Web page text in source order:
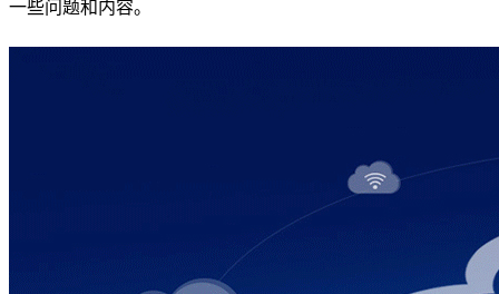
一些问题和内容。